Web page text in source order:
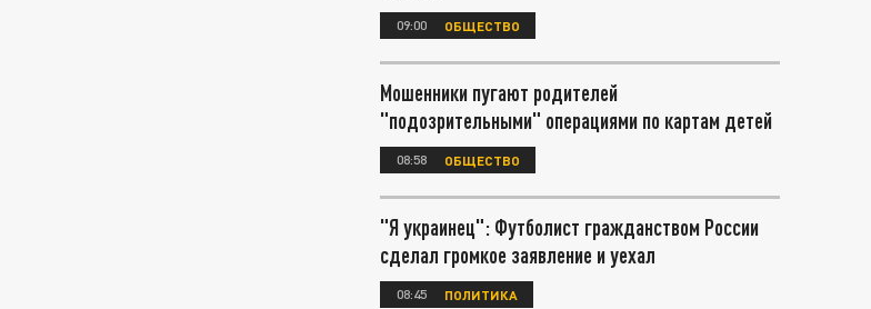
09:00 ОБЩЕСТВО
Мошенники пугают родителей
"подозрительными" операциями по картам детей
08:58 ОБЩЕСТВО
"Я украинец": Футболист гражданством России
сделал громкое заявление и уехал
08:45 ПОЛИТИКА